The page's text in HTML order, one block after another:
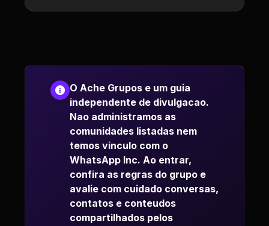
O Ache Grupos e um guia
independente de divulgacao.
Nao administramos as
comunidades listadas nem
temos vinculo com o
WhatsApp Inc. Ao entrar,
confira as regras do grupo e
avalie com cuidado conversas,
contatos e conteudos
compartilhados pelos